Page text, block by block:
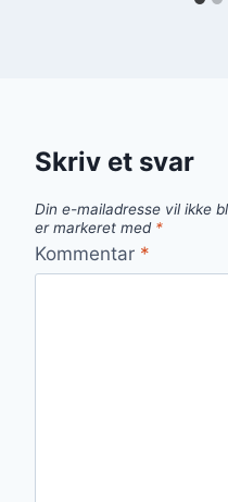
Skriv et svar
Din e-mailadresse vil ikke
er markeret med *
Kommentar *